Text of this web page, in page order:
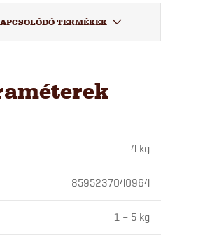
TERMÉKEK
4 kg
8595237040964
1 – 5 kg